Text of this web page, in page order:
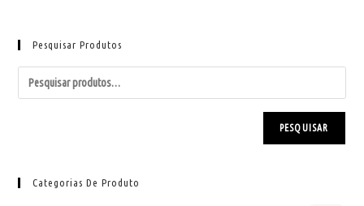
Pesquisar Produtos
PESQUISAR
Categorias De Produto